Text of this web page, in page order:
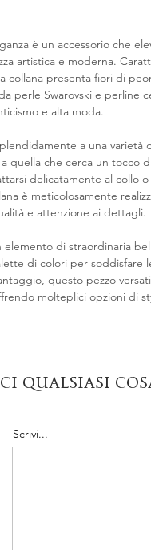
è un accessorio che
artistica e moderna.
collana presenta fiori di
perle Swarovski e perline
e alta moda.
a una varietà
quella che cerca un tocco
delicatamente al collo o
è meticolosamente
e attenzione ai dettagli.
di straordinaria
di colori per soddisfare
questo pezzo
molteplici opzioni di
qualsiasi
Scrivi...